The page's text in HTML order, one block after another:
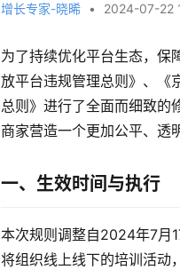
增长专家-晓晞 • 2024-07-22
为了持续优化平台生态，保
放平台违规管理总则》、《
总则》进行了全面而细致的
商家营造一个更加公平、透
一、生效时间与执行
本次规则调整自2024年7月
将组织线上线下的培训活动